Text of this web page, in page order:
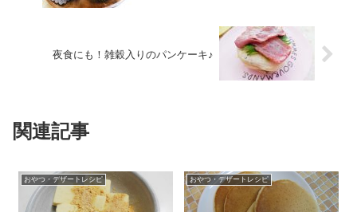
夜食にも！雑穀入りのパンケーキ♪
関連記事
おやつ・デザートレシピ おやつ・デザートレシピ